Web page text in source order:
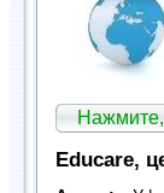
Educare,